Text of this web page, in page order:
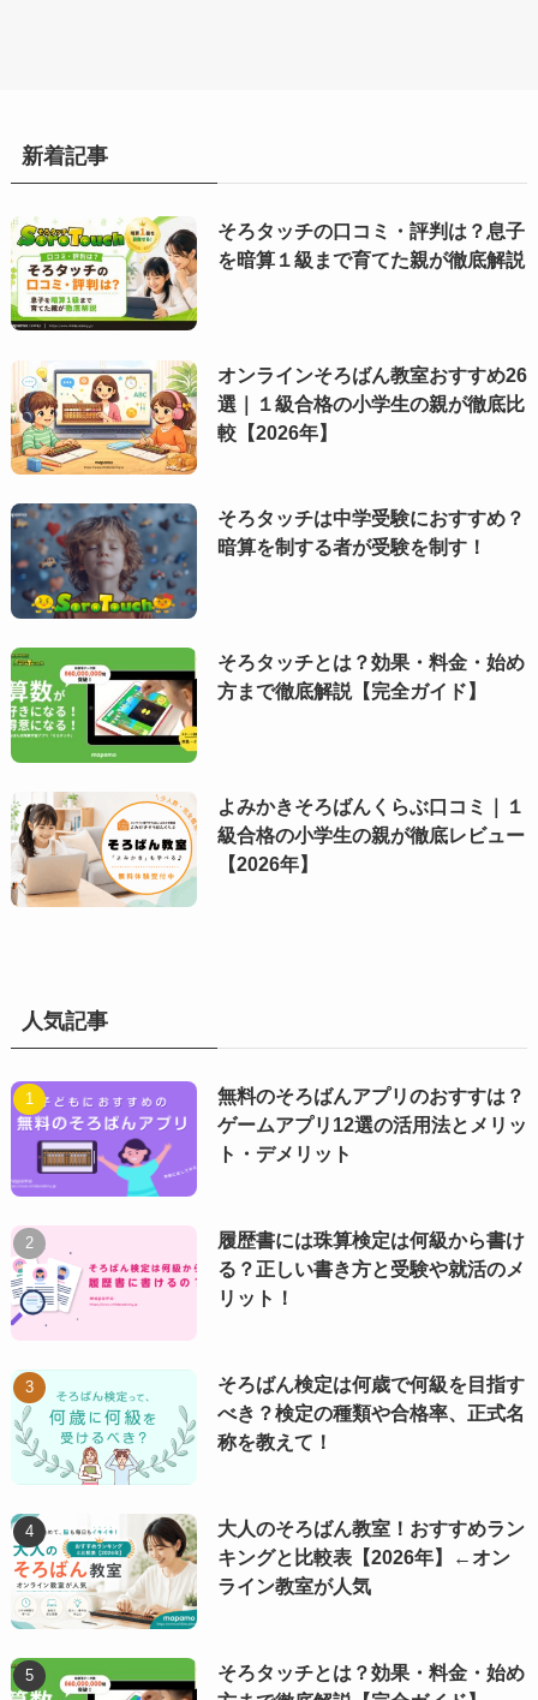
新着記事
そろタッチの口コミ・評判は？息子
を暗算１級まで育てた親が徹底解説
オンラインそろばん教室おすすめ26
選｜１級合格の小学生の親が徹底比
較【2026年】
そろタッチは中学受験におすすめ？
暗算を制する者が受験を制す！
そろタッチとは？効果・料金・始め
方まで徹底解説【完全ガイド】
よみかきそろばんくらぶ口コミ｜１
級合格の小学生の親が徹底レビュー
【2026年】
人気記事
無料のそろばんアプリのおすすは？
ゲームアプリ12選の活用法とメリッ
ト・デメリット
履歴書には珠算検定は何級から書け
る？正しい書き方と受験や就活のメ
リット！
そろばん検定は何歳で何級を目指す
べき？検定の種類や合格率、正式名
称を教えて！
大人のそろばん教室！おすすめラン
キングと比較表【2026年】←オン
ライン教室が人気
そろタッチとは？効果・料金・始め